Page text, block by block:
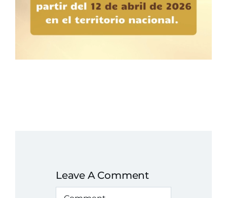
Leave A Comment
Comment